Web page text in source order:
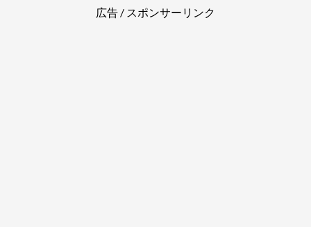
広告 / スポンサーリンク